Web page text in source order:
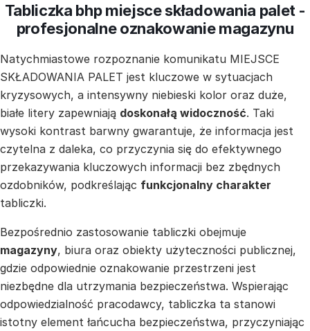
Tabliczka bhp miejsce składowania palet -
profesjonalne oznakowanie magazynu
Natychmiastowe rozpoznanie komunikatu MIEJSCE
SKŁADOWANIA PALET jest kluczowe w sytuacjach
kryzysowych, a intensywny niebieski kolor oraz duże,
białe litery zapewniają doskonałą widoczność. Taki
wysoki kontrast barwny gwarantuje, że informacja jest
czytelna z daleka, co przyczynia się do efektywnego
przekazywania kluczowych informacji bez zbędnych
ozdobników, podkreślając funkcjonalny charakter
tabliczki.
Bezpośrednio zastosowanie tabliczki obejmuje
magazyny, biura oraz obiekty użyteczności publicznej,
gdzie odpowiednie oznakowanie przestrzeni jest
niezbędne dla utrzymania bezpieczeństwa. Wspierając
odpowiedzialność pracodawcy, tabliczka ta stanowi
istotny element łańcucha bezpieczeństwa, przyczyniając